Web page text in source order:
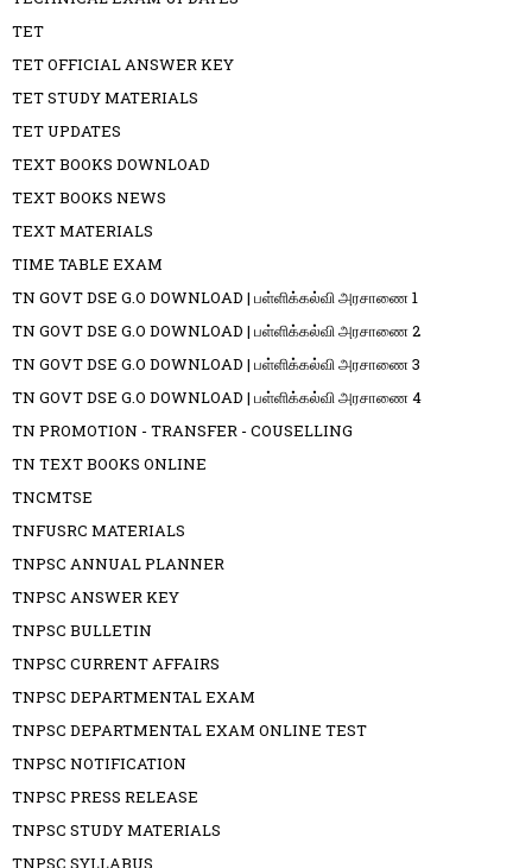
TET
TET OFFICIAL ANSWER KEY
TET STUDY MATERIALS
TET UPDATES
TEXT BOOKS DOWNLOAD
TEXT BOOKS NEWS
TEXT MATERIALS
TIME TABLE EXAM
TN GOVT DSE G.O DOWNLOAD | பள்ளிக்கல்வி அரசாணை 1
TN GOVT DSE G.O DOWNLOAD | பள்ளிக்கல்வி அரசாணை 2
TN GOVT DSE G.O DOWNLOAD | பள்ளிக்கல்வி அரசாணை 3
TN GOVT DSE G.O DOWNLOAD | பள்ளிக்கல்வி அரசாணை 4
TN PROMOTION - TRANSFER - COUSELLING
TN TEXT BOOKS ONLINE
TNCMTSE
TNFUSRC MATERIALS
TNPSC ANNUAL PLANNER
TNPSC ANSWER KEY
TNPSC BULLETIN
TNPSC CURRENT AFFAIRS
TNPSC DEPARTMENTAL EXAM
TNPSC DEPARTMENTAL EXAM ONLINE TEST
TNPSC NOTIFICATION
TNPSC PRESS RELEASE
TNPSC STUDY MATERIALS
TNPSC SYLLABUS